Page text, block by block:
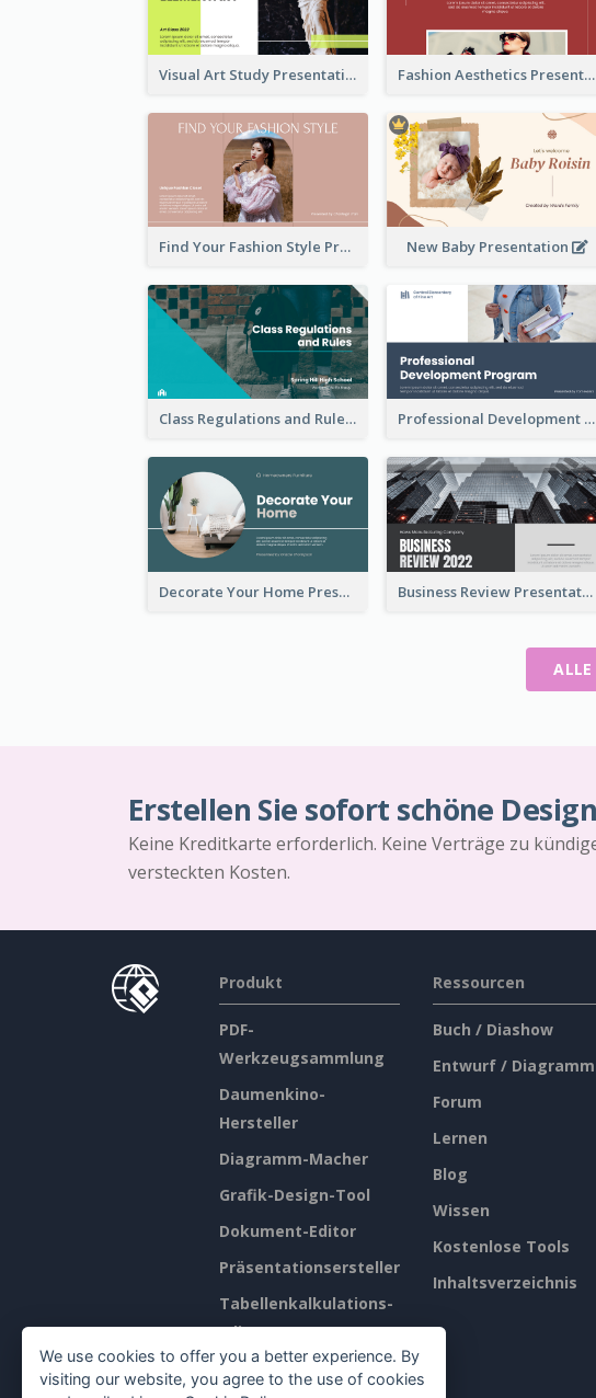
Visual Art Study Presentation Fashion Aesthetics Presentation
Find Your Fashion Style Presentation New Baby Presentation
Class Regulations and Rules Presentation Professional Development Program Presentation
Decorate Your Home Presentation Business Review Presentations
Erstellen Sie sofort schöne
Keine Kreditkarte erforderlich. Keine Verträge zu
versteckten Kosten.
Produkt
PDF-
Werkzeugsammlung
Daumenkino-
Hersteller
Diagramm-Macher
Grafik-Design-Tool
Dokument-Editor
Präsentationsersteller
Tabellenkalkulations-
Editor
Preisgestaltung
Ressourcen
Buch / Diashow
Entwurf / Diagramm
Forum
Lernen
Blog
Wissen
Kostenlose Tools
Inhaltsverzeichnis
We use cookies to offer you a better experience. By
visiting our website, you agree to the use of cookies